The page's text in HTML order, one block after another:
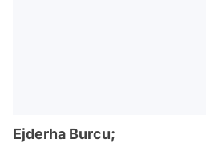
Ejderha Burcu;